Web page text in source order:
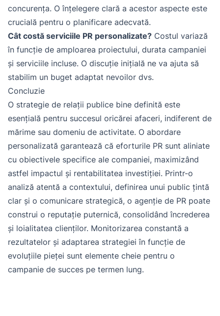
concurența. O înțelegere clară a acestor aspecte este
crucială pentru o planificare adecvată.
Cât costă serviciile PR personalizate? Costul variază
în funcție de amploarea proiectului, durata campaniei
și serviciile incluse. O discuție inițială ne va ajuta să
stabilim un buget adaptat nevoilor dvs.
Concluzie
O strategie de relații publice bine definită este
esențială pentru succesul oricărei afaceri, indiferent de
mărime sau domeniu de activitate. O abordare
personalizată garantează că eforturile PR sunt aliniate
cu obiectivele specifice ale companiei, maximizând
astfel impactul și rentabilitatea investiției. Printr-o
analiză atentă a contextului, definirea unui public țintă
clar și o comunicare strategică, o agenție de PR poate
construi o reputație puternică, consolidând încrederea
și loialitatea clienților. Monitorizarea constantă a
rezultatelor și adaptarea strategiei în funcție de
evoluțiile pieței sunt elemente cheie pentru o
campanie de succes pe termen lung.